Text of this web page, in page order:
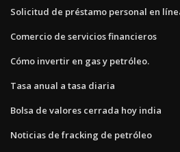
Solicitud de préstamo personal en
Comercio de servicios financieros
Cómo invertir en gas y petróleo.
Tasa anual a tasa diaria
Bolsa de valores cerrada hoy india
Noticias de fracking de petróleo